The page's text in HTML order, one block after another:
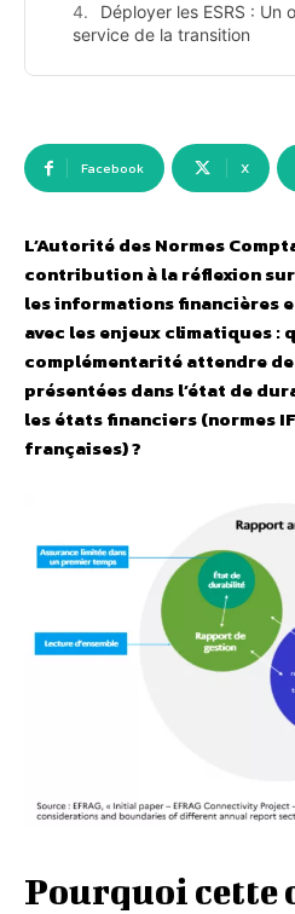
Déployer les ESRS : Un
service de la transition
Facebook X
L’Autorité des Normes
contribution à la réflexion
les informations financières
avec les enjeux climatiques :
complémentarité attendre
présentées dans l’état de
les états financiers (normes
françaises) ?
Pourquoi